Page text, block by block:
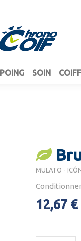
SOIN
MULATO -
12,67 €